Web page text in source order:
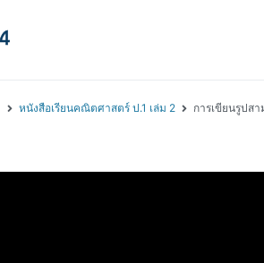
หนังสือเรียนคณิตศาสตร์ ป.1 เล่ม 2 การเขียนรูปส